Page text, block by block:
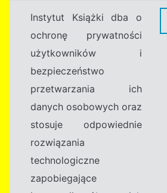
Instytut Książki dba o
ochronę prywatności
użytkowników i
bezpieczeństwo
przetwarzania ich
danych osobowych oraz
stosuje odpowiednie
rozwiązania
technologiczne
zapobiegające